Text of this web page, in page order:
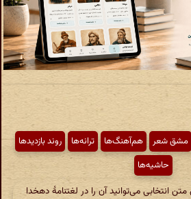
مشق شعر هم‌آهنگ‌ها ترانه‌ها
روند بازدیدها
حاشیه‌ها
انتخابی می‌توانید آن را در لغتنامهٔ دهخدا